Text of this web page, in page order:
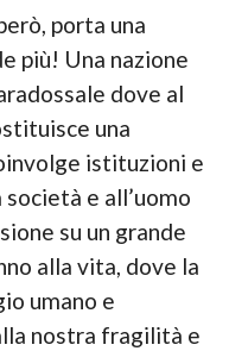
porta una
più! Una nazione
dove al
una
istituzioni e
e all’uomo
su un grande
alla vita, dove la
umano e
nostra fragilità e